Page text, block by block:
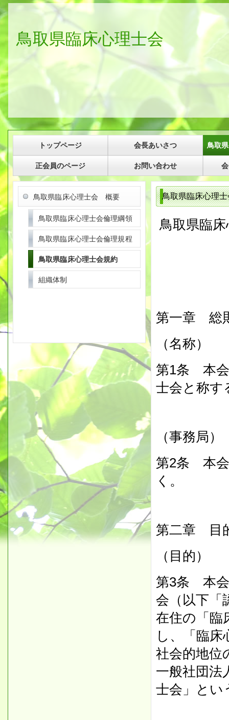
鳥取県臨床心理士会
トップページ 会長あいさつ 鳥取
正会員のページ お問い合わせ
鳥取県臨床心理士
鳥取県臨
第一章 総
（名称）
第1条 本会
士会と称す
（事務局）
第2条 本会
く。
第二章 目
（目的）
第3条 本会
会（以下「
在住の「臨
し、「臨
社会的地位
一般社団法
士会」とい
鳥取県臨床心理士会 概要
鳥取県臨床心理士会倫理綱領
鳥取県臨床心理士会倫理規程
鳥取県臨床心理士会規約
組織体制